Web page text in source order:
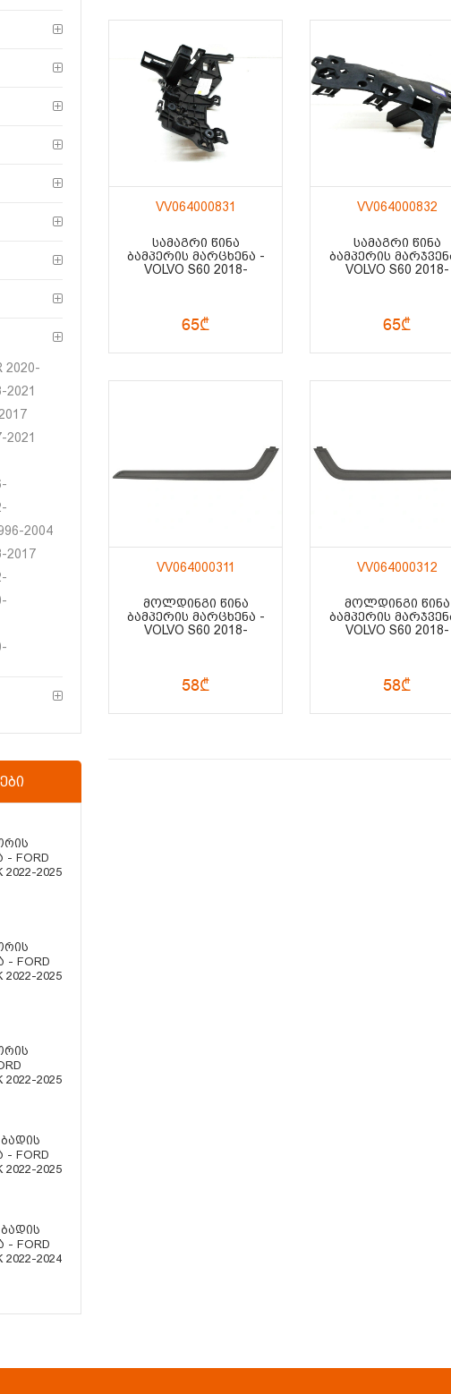
2020-
2021
2021
2004
2017
- FORD
2022-2025
- FORD
2022-2025
2022-2025
- FORD
2022-2025
- FORD
2022-2024
VV064000831
ᲡᲐᲛᲐᲒᲠᲘ ᲬᲘᲜᲐ
ᲑᲐᲛᲞᲔᲠᲘᲡ ᲛᲐᲠᲪᲮᲔᲜᲐ -
VOLVO S60 2018-
65₾
VV064000832
ᲡᲐᲛᲐᲒᲠᲘ ᲬᲘᲜᲐ
ᲑᲐᲛᲞᲔᲠᲘᲡ
VOLVO S60 2018-
65₾
VV064000311
ᲛᲝᲚᲓᲘᲜᲒᲘ ᲬᲘᲜᲐ
ᲑᲐᲛᲞᲔᲠᲘᲡ ᲛᲐᲠᲪᲮᲔᲜᲐ -
VOLVO S60 2018-
58₾
VV064000312
ᲛᲝᲚᲓᲘᲜᲒᲘ ᲬᲘᲜᲐ
ᲑᲐᲛᲞᲔᲠᲘᲡ
VOLVO S60 2018-
58₾